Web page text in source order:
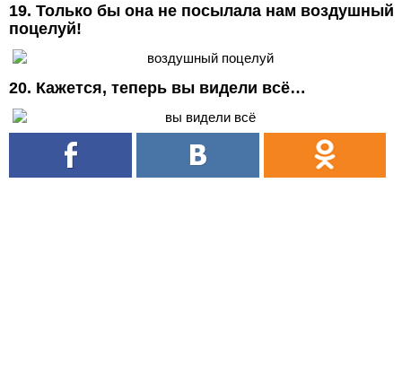
19. Только бы она не посылала нам воздушный
поцелуй!
20. Кажется, теперь вы видели всё…